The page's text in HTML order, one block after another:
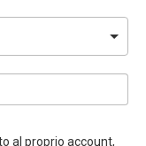
al proprio account,